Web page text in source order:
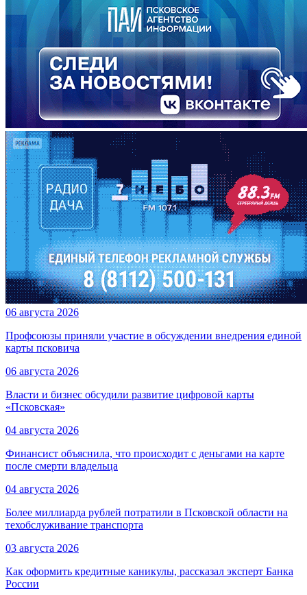
06 августа 2026
Профсоюзы приняли участие в обсуждении внедрения единой
карты псковича
06 августа 2026
Власти и бизнес обсудили развитие цифровой карты
«Псковская»
04 августа 2026
Финансист объяснила, что происходит с деньгами на карте
после смерти владельца
04 августа 2026
Более миллиарда рублей потратили в Псковской области на
техобслуживание транспорта
03 августа 2026
Как оформить кредитные каникулы, рассказал эксперт Банка
России